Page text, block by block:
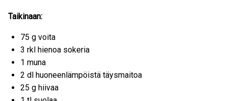
Taikinaan:
75 g voita
3 rkl hienoa sokeria
1 muna
2 dl huoneenlämpöistä täysmaitoa
25 g hiivaa